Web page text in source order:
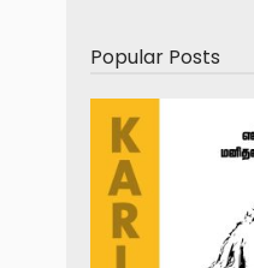
Popular Posts